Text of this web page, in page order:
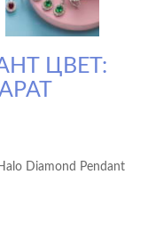
ЦВЕТ:
Diamond Pendant